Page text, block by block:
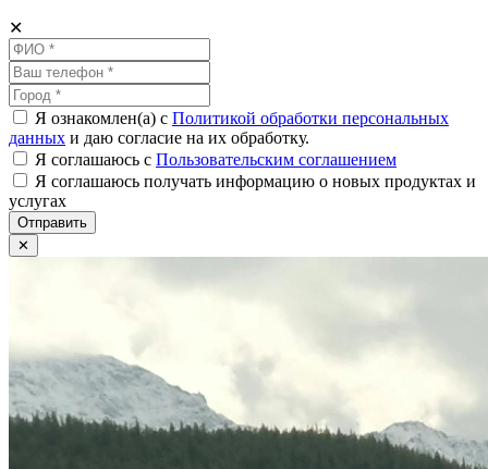
✕
Я ознакомлен(а) с Политикой обработки персональных
данных и даю согласие на их обработку.
Я соглашаюсь c Пользовательским соглашением
Я соглашаюсь получать информацию о новых продуктах и
услугах
Отправить
✕